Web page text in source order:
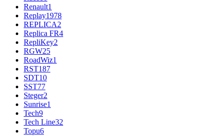
Renault1
Replay1978
REPLICA2
Replica FR4
RepliKey2
RGW25
RoadWiz1
RST187
SDT10
SST77
Steger2
Sunrise1
Tech9
Tech Line32
Topu6